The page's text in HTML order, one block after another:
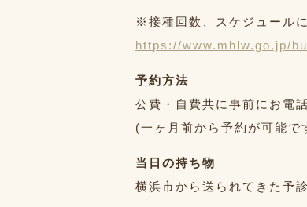
※接種回数、スケジュール
https://www.mhlw.go.jp/
予約方法
公費・自費共に事前にお電
(一ヶ月前から予約が可能で
当日の持ち物
横浜市から送られてきた予